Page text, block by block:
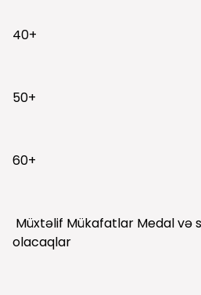
40+
50+
60+
Müxtəlif Mükafatlar Medal
olacaqlar